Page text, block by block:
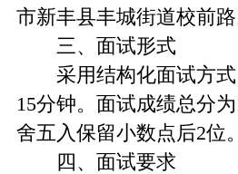
市新丰县丰城街道校前路
三、面试形式
采用结构化面试方式
15分钟。面试成绩总分
舍五入保留小数点后2位。
四、面试要求